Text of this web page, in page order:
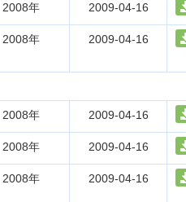
2008年 2009-04-16
2008年 2009-04-16
2008年 2009-04-16
2008年 2009-04-16
2008年 2009-04-16